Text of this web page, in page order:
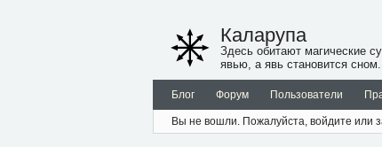
Каларупа
Здесь обитают магические
явью, а явь становится сном.
Блог Форум Пользователи
Вы не вошли. Пожалуйста, войдите или